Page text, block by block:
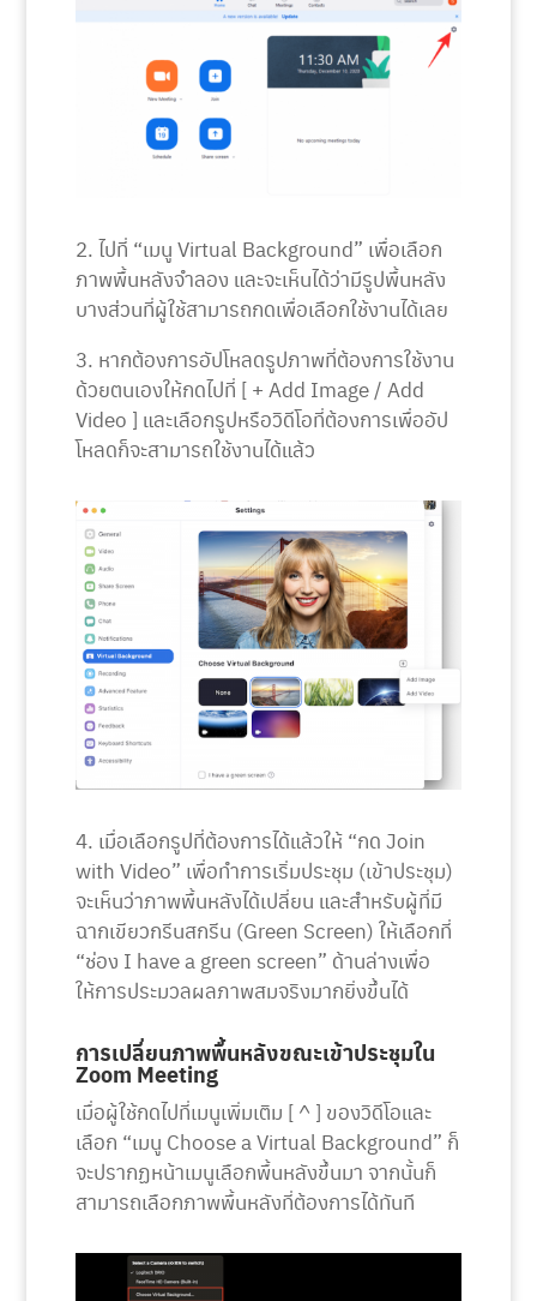
2. ไปที่ “เมนู Virtual Background” เพื่อเลือก
ภาพพื้นหลังจำลอง และจะเห็นได้ว่ามีรูปพื้นหลัง
บางส่วนที่ผู้ใช้สามารถกดเพื่อเลือกใช้งานได้เลย
3. หากต้องการอัปโหลดรูปภาพที่ต้องการใช้งาน
ด้วยตนเองให้กดไปที่ [ + Add Image / Add
Video ] และเลือกรูปหรือวิดีโอที่ต้องการเพื่ออัป
โหลดก็จะสามารถใช้งานได้แล้ว
4. เมื่อเลือกรูปที่ต้องการได้แล้วให้ “กด Join
with Video” เพื่อทำการเริ่มประชุม (เข้าประชุม)
จะเห็นว่าภาพพื้นหลังได้เปลี่ยน และสำหรับผู้ที่มี
ฉากเขียวกรีนสกรีน (Green Screen) ให้เลือกที่
“ช่อง I have a green screen” ด้านล่างเพื่อ
ให้การประมวลผลภาพสมจริงมากยิ่งขึ้นได้
การเปลี่ยนภาพพื้นหลังขณะเข้าประชุมใน
Zoom Meeting
เมื่อผู้ใช้กดไปที่เมนูเพิ่มเติม [ ^ ] ของวิดีโอและ
เลือก “เมนู Choose a Virtual Background” ก็
จะปรากฏหน้าเมนูเลือกพื้นหลังขึ้นมา จากนั้นก็
สามารถเลือกภาพพื้นหลังที่ต้องการได้ทันที